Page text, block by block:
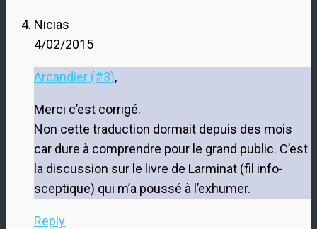
Nicias
4/02/2015
Arcandier (#3),
Merci c’est corrigé.
Non cette traduction dormait depuis des mois
car dure à comprendre pour le grand public. C’est
la discussion sur le livre de Larminat (fil info-
sceptique) qui m’a poussé à l’exhumer.
Reply